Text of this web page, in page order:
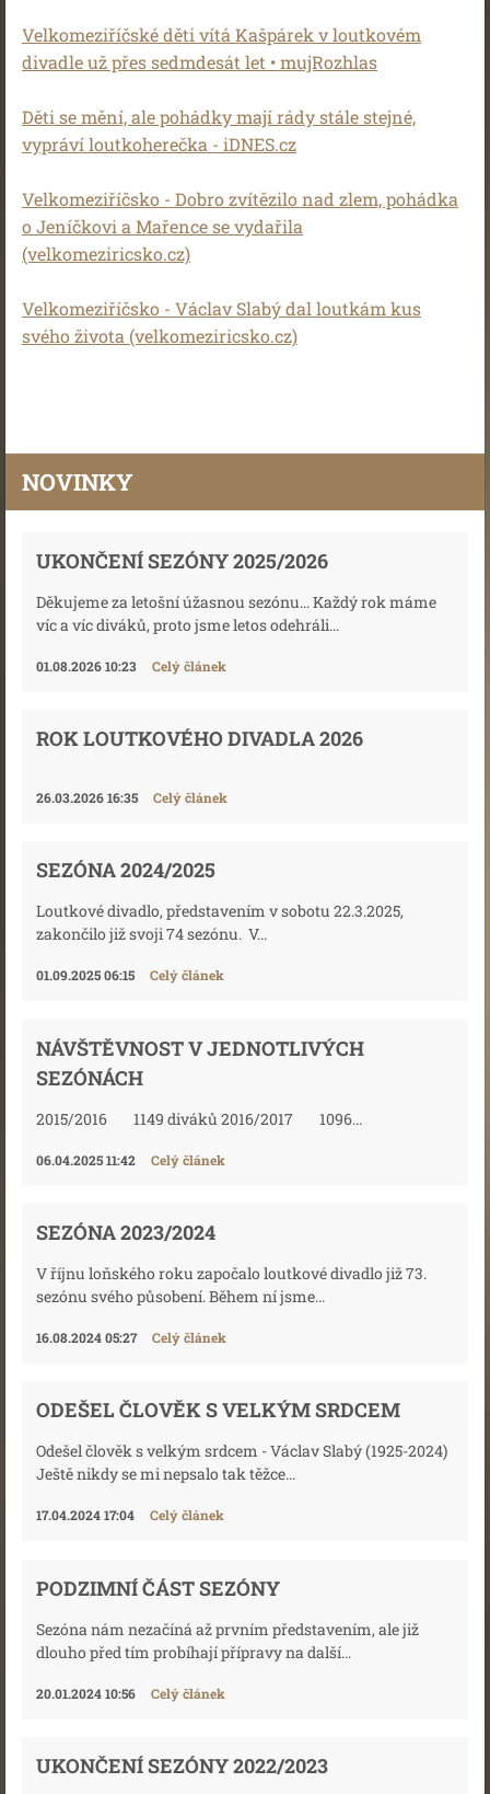
Velkomeziříčské děti vítá Kašpárek v loutkovém
divadle už přes sedmdesát let • mujRozhlas
Děti se mění, ale pohádky mají rády stále stejné,
vypráví loutkoherečka - iDNES.cz
Velkomeziříčsko - Dobro zvítězilo nad zlem, pohádka
o Jeníčkovi a Mařence se vydařila
(velkomeziricsko.cz)
Velkomeziříčsko - Václav Slabý dal loutkám kus
svého života (velkomeziricsko.cz)
NOVINKY
UKONČENÍ SEZÓNY 2025/2026
Děkujeme za letošní úžasnou sezónu... Každý rok máme
víc a víc diváků, proto jsme letos odehráli...
01.08.2026 10:23 Celý článek
ROK LOUTKOVÉHO DIVADLA 2026
26.03.2026 16:35 Celý článek
SEZÓNA 2024/2025
Loutkové divadlo, představením v sobotu 22.3.2025,
zakončilo již svoji 74 sezónu. V...
01.09.2025 06:15 Celý článek
NÁVŠTĚVNOST V JEDNOTLIVÝCH
SEZÓNÁCH
2015/2016 1149 diváků 2016/2017 1096...
06.04.2025 11:42 Celý článek
SEZÓNA 2023/2024
V říjnu loňského roku započalo loutkové divadlo již 73.
sezónu svého působení. Během ní jsme...
16.08.2024 05:27 Celý článek
ODEŠEL ČLOVĚK S VELKÝM SRDCEM
Odešel člověk s velkým srdcem - Václav Slabý (1925-2024)
Ještě nikdy se mi nepsalo tak těžce...
17.04.2024 17:04 Celý článek
PODZIMNÍ ČÁST SEZÓNY
Sezóna nám nezačíná až prvním představením, ale již
dlouho před tím probíhají přípravy na další...
20.01.2024 10:56 Celý článek
UKONČENÍ SEZÓNY 2022/2023